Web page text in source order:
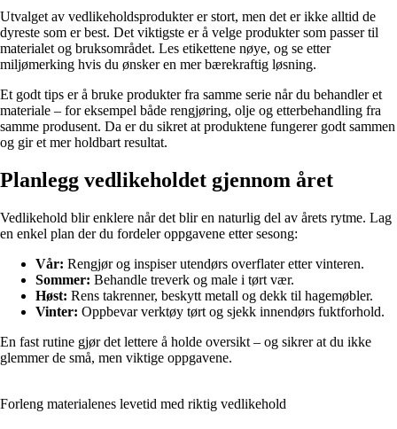
Utvalget av vedlikeholdsprodukter er stort, men det er ikke alltid de
dyreste som er best. Det viktigste er å velge produkter som passer til
materialet og bruksområdet. Les etikettene nøye, og se etter
miljømerking hvis du ønsker en mer bærekraftig løsning.
Et godt tips er å bruke produkter fra samme serie når du behandler et
materiale – for eksempel både rengjøring, olje og etterbehandling fra
samme produsent. Da er du sikret at produktene fungerer godt sammen
og gir et mer holdbart resultat.
Planlegg vedlikeholdet gjennom året
Vedlikehold blir enklere når det blir en naturlig del av årets rytme. Lag
en enkel plan der du fordeler oppgavene etter sesong:
Vår: Rengjør og inspiser utendørs overflater etter vinteren.
Sommer: Behandle treverk og male i tørt vær.
Høst: Rens takrenner, beskytt metall og dekk til hagemøbler.
Vinter: Oppbevar verktøy tørt og sjekk innendørs fuktforhold.
En fast rutine gjør det lettere å holde oversikt – og sikrer at du ikke
glemmer de små, men viktige oppgavene.
Forleng materialenes levetid med riktig vedlikehold